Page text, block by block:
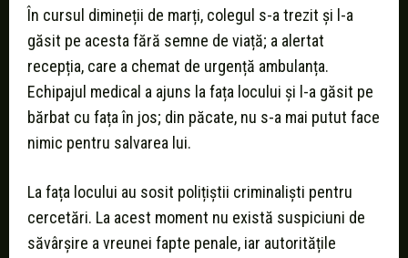
În cursul dimineții de marți, colegul s-a trezit și l-a
găsit pe acesta fără semne de viață; a alertat
recepția, care a chemat de urgență ambulanța.
Echipajul medical a ajuns la fața locului și l-a găsit pe
bărbat cu fața în jos; din păcate, nu s-a mai putut face
nimic pentru salvarea lui.
La fața locului au sosit polițiștii criminaliști pentru
cercetări. La acest moment nu există suspiciuni de
săvârșire a vreunei fapte penale, iar autoritățile